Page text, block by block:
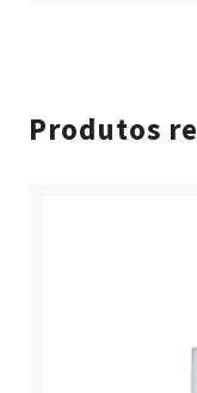
Produtos